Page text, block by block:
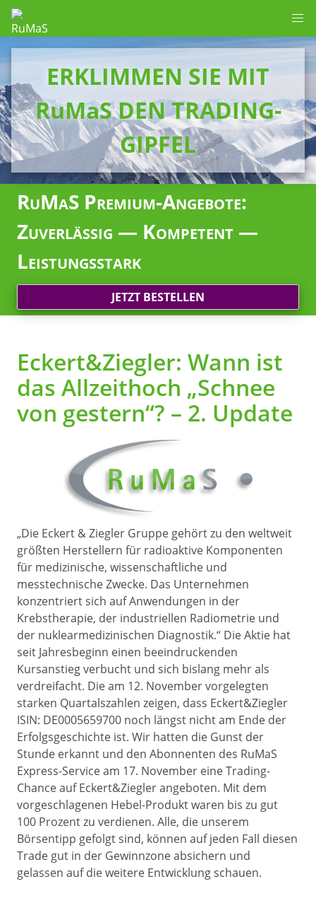
ERKLIMMEN SIE MIT
RuMaS DEN TRADING-
GIPFEL
RuMaS Premium-Angebote:
Zuverlässig — Kompetent —
Leistungsstark
JETZT BESTELLEN
Eckert&Ziegler: Wann ist
das Allzeithoch „Schnee
von gestern“? – 2. Update
„Die Eckert & Ziegler Gruppe gehört zu den weltweit
größten Herstellern für radioaktive Komponenten
für medizinische, wissenschaftliche und
messtechnische Zwecke. Das Unternehmen
konzentriert sich auf Anwendungen in der
Krebstherapie, der industriellen Radiometrie und
der nuklearmedizinischen Diagnostik.“ Die Aktie hat
seit Jahresbeginn einen beeindruckenden
Kursanstieg verbucht und sich bislang mehr als
verdreifacht. Die am 12. November vorgelegten
starken Quartalszahlen zeigen, dass Eckert&Ziegler
ISIN: DE0005659700 noch längst nicht am Ende der
Erfolgsgeschichte ist. Wir hatten die Gunst der
Stunde erkannt und den Abonnenten des RuMaS
Express-Service am 17. November eine Trading-
Chance auf Eckert&Ziegler angeboten. Mit dem
vorgeschlagenen Hebel-Produkt waren bis zu gut
100 Prozent zu verdienen. Alle, die unserem
Börsentipp gefolgt sind, können auf jeden Fall diesen
Trade gut in der Gewinnzone absichern und
gelassen auf die weitere Entwicklung schauen.